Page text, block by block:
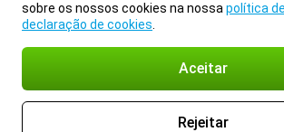
sobre os nossos cookies na nossa política
declaração de cookies
Aceitar
Rejeitar